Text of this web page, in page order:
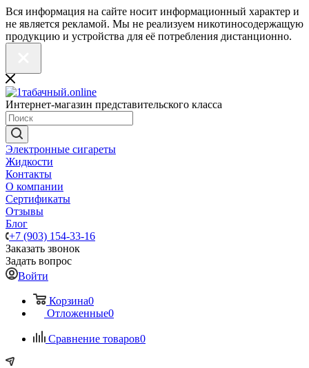
Вся информация на сайте носит информационный характер и
не является рекламой. Мы не реализуем никотиносодержащую
продукцию и устройства для её потребления дистанционно.
Интернет-магазин представительского класса
Электронные сигареты
Жидкости
Контакты
О компании
Сертификаты
Отзывы
Блог
+7 (903) 154-33-16
Заказать звонок
Задать вопрос
Войти
Корзина0
Отложенные0
Сравнение товаров0